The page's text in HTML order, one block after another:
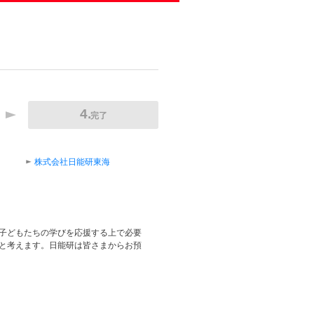
完了
株式会社日能研東海
どもたちの学びを応援する上で必要
考えます。日能研は皆さまからお預